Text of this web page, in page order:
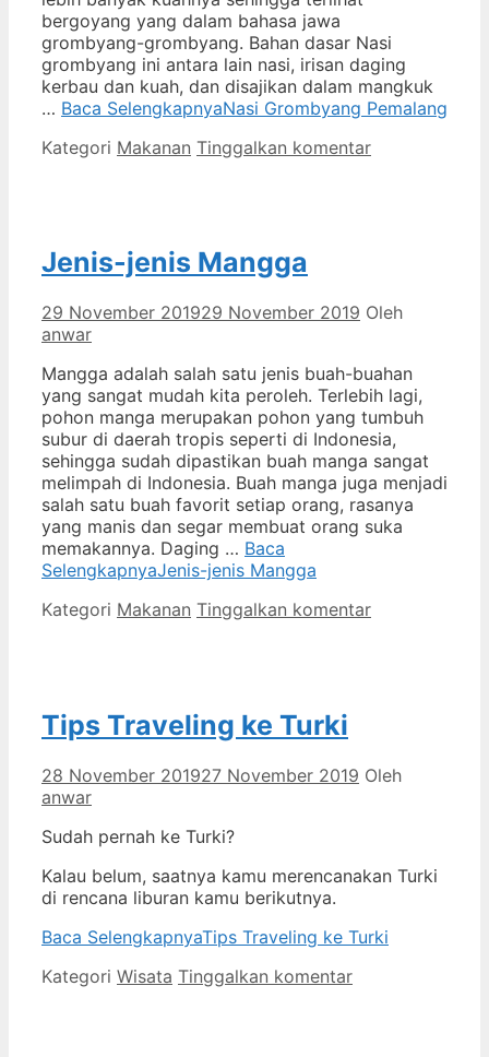
bergoyang yang dalam bahasa jawa
grombyang-grombyang. Bahan dasar Nasi
grombyang ini antara lain nasi, irisan daging
kerbau dan kuah, dan disajikan dalam mangkuk
… Baca SelengkapnyaNasi Grombyang Pemalang
Kategori Makanan Tinggalkan komentar
Jenis-jenis Mangga
29 November 201929 November 2019 Oleh
anwar
Mangga adalah salah satu jenis buah-buahan
yang sangat mudah kita peroleh. Terlebih lagi,
pohon manga merupakan pohon yang tumbuh
subur di daerah tropis seperti di Indonesia,
sehingga sudah dipastikan buah manga sangat
melimpah di Indonesia. Buah manga juga menjadi
salah satu buah favorit setiap orang, rasanya
yang manis dan segar membuat orang suka
memakannya. Daging … Baca
SelengkapnyaJenis-jenis Mangga
Kategori Makanan Tinggalkan komentar
Tips Traveling ke Turki
28 November 201927 November 2019 Oleh
anwar
Sudah pernah ke Turki?
Kalau belum, saatnya kamu merencanakan Turki
di rencana liburan kamu berikutnya.
Baca SelengkapnyaTips Traveling ke Turki
Kategori Wisata Tinggalkan komentar